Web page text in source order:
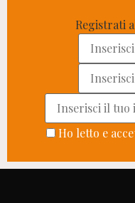
Registrati
Ho letto e